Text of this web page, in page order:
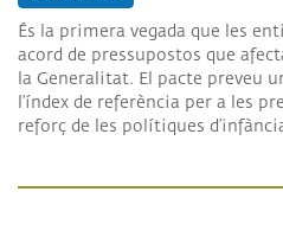
És la primera vegada que les
acord de pressupostos que
la Generalitat. El pacte preveu
l’índex de referència per a les
reforç de les polítiques